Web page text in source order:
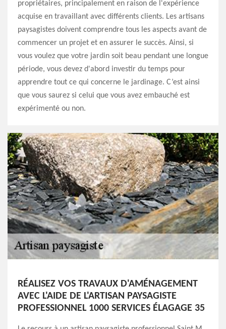
propriétaires, principalement en raison de l'expérience
acquise en travaillant avec différents clients. Les artisans
paysagistes doivent comprendre tous les aspects avant de
commencer un projet et en assurer le succès. Ainsi, si
vous voulez que votre jardin soit beau pendant une longue
période, vous devez d'abord investir du temps pour
apprendre tout ce qui concerne le jardinage. C’est ainsi
que vous saurez si celui que vous avez embauché est
expérimenté ou non.
RÉALISEZ VOS TRAVAUX D'AMÉNAGEMENT
AVEC L'AIDE DE L'ARTISAN PAYSAGISTE
PROFESSIONNEL 1000 SERVICES ÉLAGAGE 35